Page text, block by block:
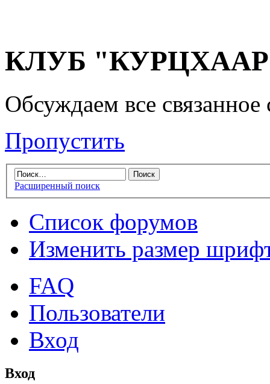
КЛУБ "КУРЦХААР"
Обсуждаем все
Пропустить
Расширенный поиск
Список форумов
Изменить размер
FAQ
Пользователи
Вход
Вход